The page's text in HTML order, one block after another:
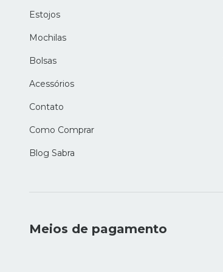
Estojos
Mochilas
Bolsas
Acessórios
Contato
Como Comprar
Blog Sabra
Meios de pagamento